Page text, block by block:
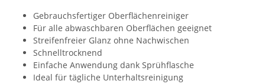
Gebrauchsfertiger Oberflächenreiniger
Für alle abwaschbaren Oberflächen geeignet
Streifenfreier Glanz ohne Nachwischen
Schnelltrocknend
Einfache Anwendung dank Sprühflasche
Ideal für tägliche Unterhaltsreinigung